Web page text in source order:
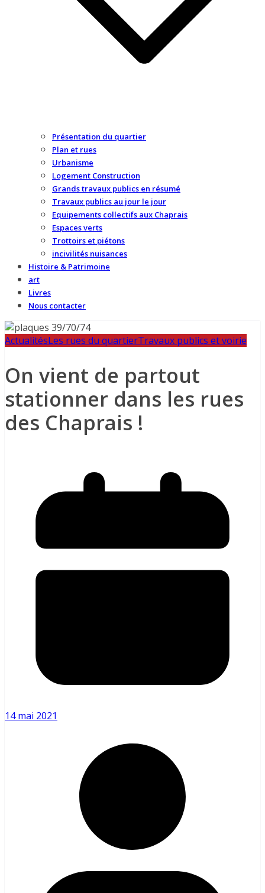
Présentation du quartier
Plan et rues
Urbanisme
Logement Construction
Grands travaux publics en résumé
Travaux publics au jour le jour
Equipements collectifs aux Chaprais
Espaces verts
Trottoirs et piétons
incivilités nuisances
Histoire & Patrimoine
art
Livres
Nous contacter
ActualitésLes rues du quartierTravaux publics et voirie
On vient de partout
stationner dans les rues
des Chaprais !
14 mai 2021